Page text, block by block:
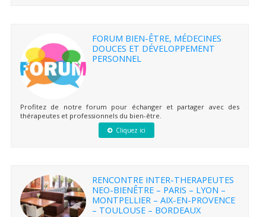
FORUM BIEN-ÊTRE, MÉDECINES
DOUCES ET DÉVELOPPEMENT
PERSONNEL
Profitez de notre forum pour échanger et partager avec des
thérapeutes et professionnels du bien-être.
Cliquez ici
RENCONTRE INTER-THERAPEUTES
NEO-BIENÊTRE – PARIS – LYON –
MONTPELLIER – AIX-EN-PROVENCE
– TOULOUSE – BORDEAUX